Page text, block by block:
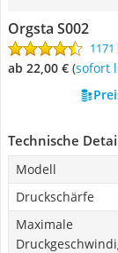
Orgsta S002
ab 22,00 € (
Technische
Modell
Druckschärfe
Maximale